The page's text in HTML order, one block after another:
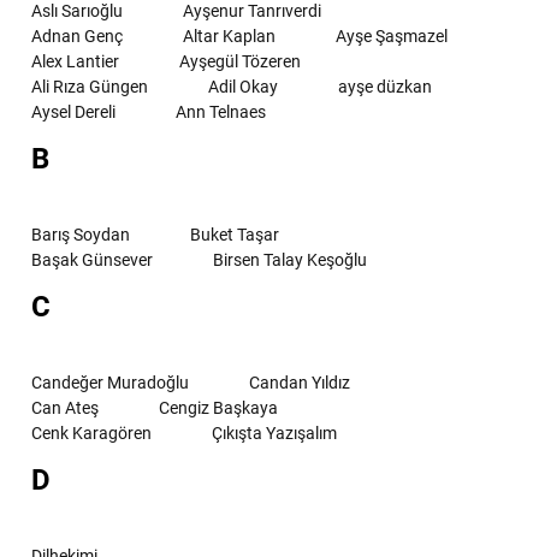
Aslı Sarıoğlu
Ayşenur Tanrıverdi
Adnan Genç
Altar Kaplan
Ayşe Şaşmazel
Alex Lantier
Ayşegül Tözeren
Ali Rıza Güngen
Adil Okay
ayşe düzkan
Aysel Dereli
Ann Telnaes
B
Barış Soydan
Buket Taşar
Başak Günsever
Birsen Talay Keşoğlu
C
Candeğer Muradoğlu
Candan Yıldız
Can Ateş
Cengiz Başkaya
Cenk Karagören
Çıkışta Yazışalım
D